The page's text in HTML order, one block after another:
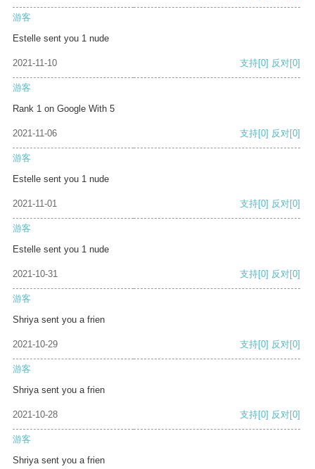
游客
Estelle sent you 1 nude
2021-11-10 支持[0] 反对[0]
游客
Rank 1 on Google With 5
2021-11-06 支持[0] 反对[0]
游客
Estelle sent you 1 nude
2021-11-01 支持[0] 反对[0]
游客
Estelle sent you 1 nude
2021-10-31 支持[0] 反对[0]
游客
Shriya sent you a frien
2021-10-29 支持[0] 反对[0]
游客
Shriya sent you a frien
2021-10-28 支持[0] 反对[0]
游客
Shriya sent you a frien